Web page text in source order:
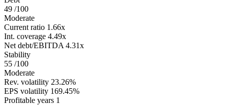
49 /100
Moderate
Current ratio 1.66x
Int. coverage 4.49x
Net debt/EBITDA 4.31x
Stability
55 /100
Moderate
Rev. volatility 23.26%
EPS volatility 169.45%
Profitable years 1